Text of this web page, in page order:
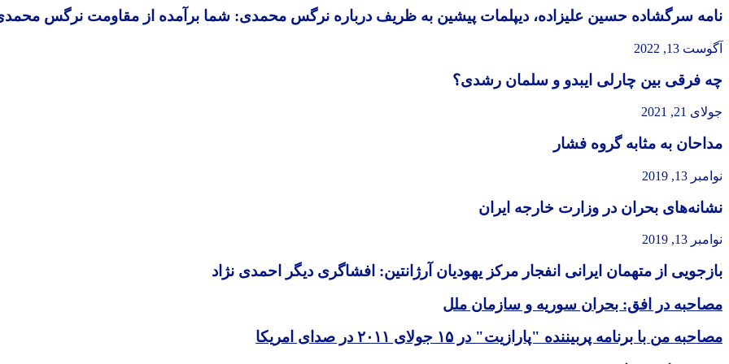
نامه سرگشاده حسین علیزاده، دیپلمات پیشین به ظریف درباره نرگس محمدی: شما برآمده از مقاومت نرگس
آگوست 13, 2022
چه فرقی بین چارلی ایبدو و سلمان رشدی؟
جولای 21, 2021
مداحان به مثابه گروه فشار
نوامبر 13, 2019
نشانه‌های بحران در وزارت خارجه ایران
نوامبر 13, 2019
بازجویی از متهمان ایرانی انفجار مرکز یهودیان آرژانتین: افشاگری دیگر احمدی نژاد
مصاحبه در افق: بحران سوریه و سازمان ملل
مصاحبه من با برنامه پربیننده "پارازیت" در ۱۵ جولای ۲۰۱۱ در صدای امریکا